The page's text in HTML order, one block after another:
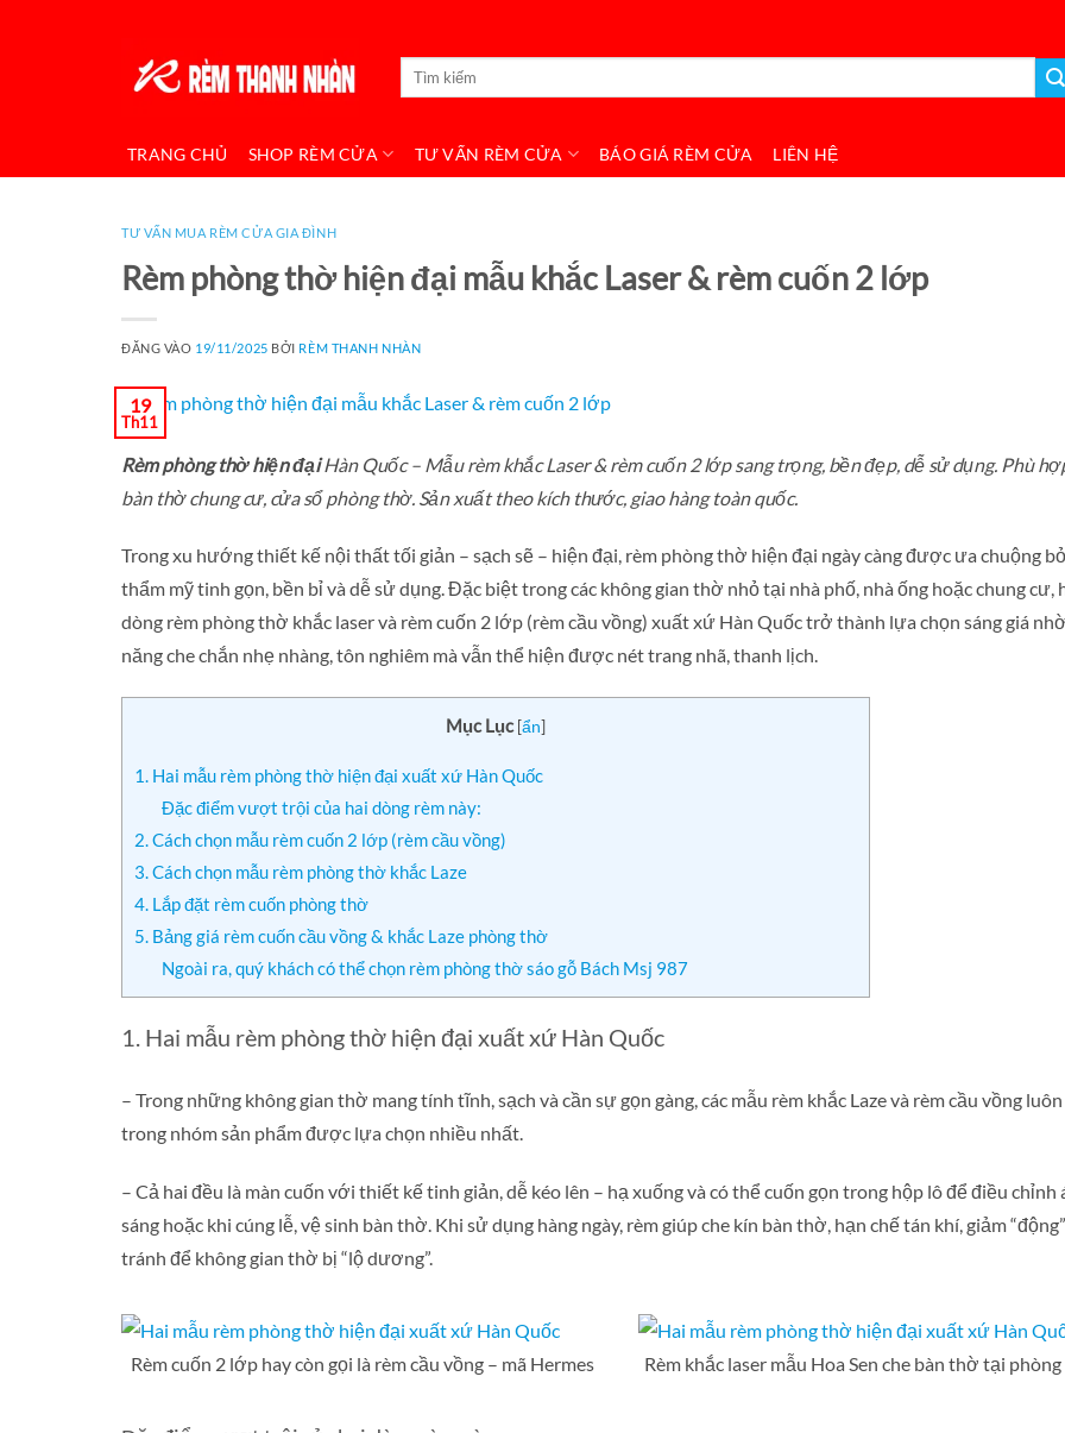
Tìm
kiếm:
TRANG CHỦ SHOP RÈM CỬA TƯ VẤN RÈM CỬA BÁO GIÁ RÈM CỬA LIÊN HỆ
TƯ VẤN MUA RÈM CỬA GIA ĐÌNH
Rèm phòng thờ hiện đại mẫu khắc Laser & rèm cuốn 2 lớp
ĐĂNG VÀO 19/11/2025 BỞI RÈM THANH NHÀN
19
Th11
Rèm phòng thờ hiện đạiHàn Quốc – Mẫu rèm khắc Laser & rèm cuốn 2 lớp sang trọng, bền đẹp, dễ sử dụng. Phù
bàn thờ chung cư, cửa sổ phòng thờ. Sản xuất theo kích thước, giao hàng toàn quốc.
Trong xu hướng thiết kế nội thất tối giản – sạch sẽ – hiện đại, rèm phòng thờ hiện đại ngày càng được ưa chuộng
thẩm mỹ tinh gọn, bền bỉ và dễ sử dụng. Đặc biệt trong các không gian thờ nhỏ tại nhà phố, nhà ống hoặc chung cư,
dòng rèm phòng thờ khắc laser và rèm cuốn 2 lớp (rèm cầu vồng) xuất xứ Hàn Quốc trở thành lựa chọn sáng giá
năng che chắn nhẹ nhàng, tôn nghiêm mà vẫn thể hiện được nét trang nhã, thanh lịch.
Mục Lục [ẩn]
1. Hai mẫu rèm phòng thờ hiện đại xuất xứ Hàn Quốc
Đặc điểm vượt trội của hai dòng rèm này:
2. Cách chọn mẫu rèm cuốn 2 lớp (rèm cầu vồng)
3. Cách chọn mẫu rèm phòng thờ khắc Laze
4. Lắp đặt rèm cuốn phòng thờ
5. Bảng giá rèm cuốn cầu vồng & khắc Laze phòng thờ
Ngoài ra, quý khách có thể chọn rèm phòng thờ sáo gỗ Bách Msj 987
1. Hai mẫu rèm phòng thờ hiện đại xuất xứ Hàn Quốc
– Trong những không gian thờ mang tính tĩnh, sạch và cần sự gọn gàng, các mẫu rèm khắc Laze và rèm cầu vồng
trong nhóm sản phẩm được lựa chọn nhiều nhất.
– Cả hai đều là màn cuốn với thiết kế tinh giản, dễ kéo lên – hạ xuống và có thể cuốn gọn trong hộp lô để điều chỉnh
sáng hoặc khi cúng lễ, vệ sinh bàn thờ. Khi sử dụng hàng ngày, rèm giúp che kín bàn thờ, hạn chế tán khí, giảm
tránh để không gian thờ bị “lộ dương”.
Rèm cuốn 2 lớp hay còn gọi là rèm cầu vồng – mã Hermes Rèm khắc laser mẫu Hoa Sen che bàn thờ tại phòng